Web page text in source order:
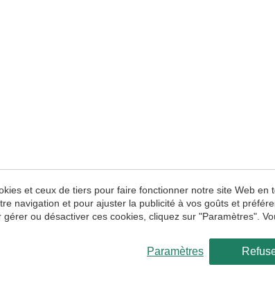
et ceux de tiers pour faire fonctionner notre site Web
navigation et pour ajuster la publicité à vos goûts et
ou désactiver ces cookies, cliquez sur "Paramètres".
Paramètres